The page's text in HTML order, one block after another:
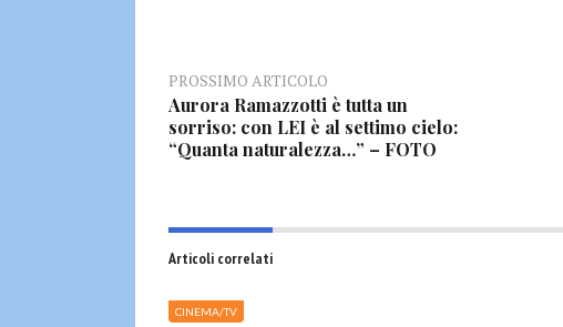
PROSSIMO ARTICOLO
Aurora Ramazzotti è tutta un
sorriso: con LEI è al settimo cielo:
“Quanta naturalezza…” – FOTO
Articoli correlati
CINEMA/TV